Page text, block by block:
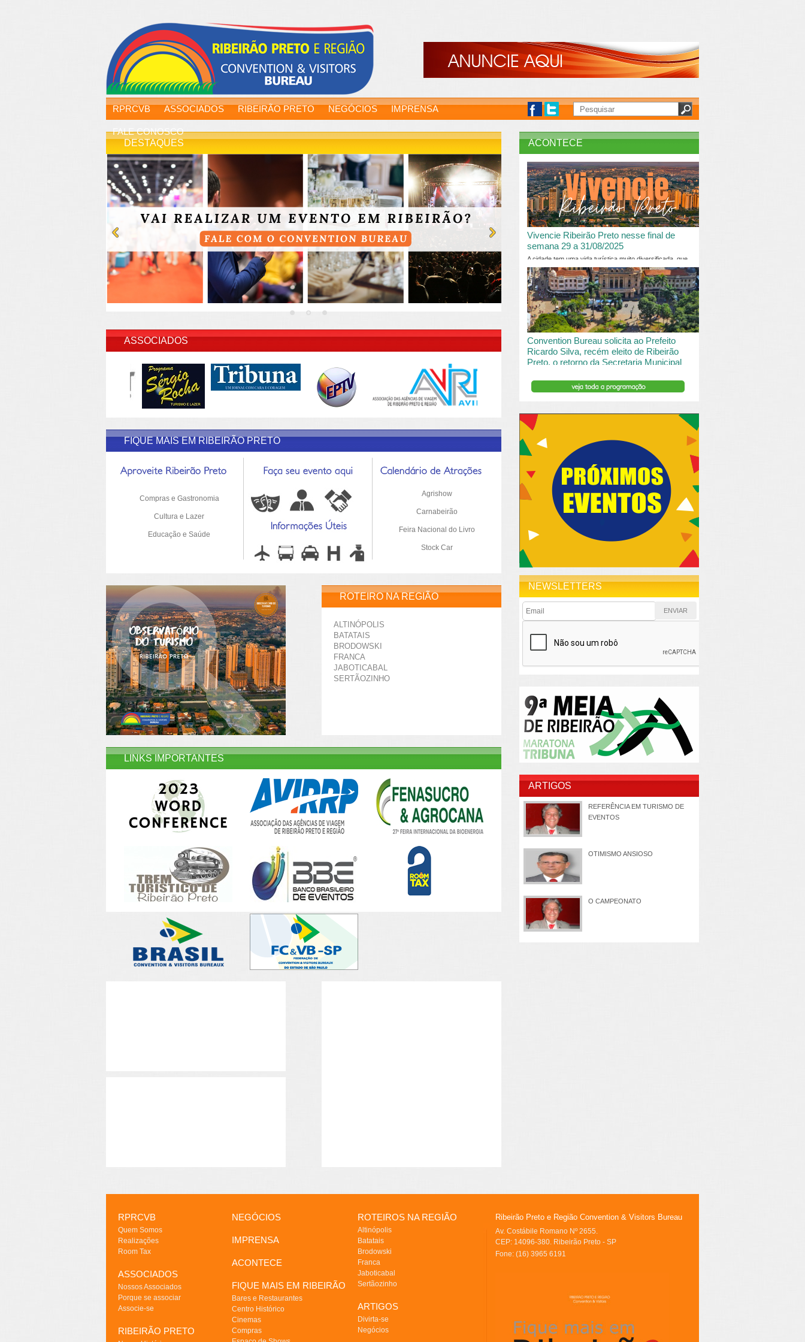
RPRCVB ASSOCIADOS RIBEIRÃO PRETO NEGÓCIOS IMPRENSA
FALE CONOSCO
DESTAQUES
INSERIR DESCRIÇÃO DO POST/PAGINAS
ASSOCIADOS
FIQUE MAIS EM RIBEIRÃO PRETO
Compras e Gastronomia
Cultura e Lazer
Educação e Saúde
Agrishow
Carnabeirão
Feira Nacional do Livro
Stock Car
ROTEIRO NA REGIÃO
ALTINÓPOLIS
BATATAIS
BRODOWSKI
FRANCA
JABOTICABAL
SERTÃOZINHO
LINKS IMPORTANTES
ACONTECE
Vivencie Ribeirão Preto nesse final de
semana 29 a 31/08/2025
A cidade tem uma vida turística muito diversificada, que
vai desde o turismo de saude à contemplação de
passaros....
Convention Bureau solicita ao Prefeito
Ricardo Silva, recém eleito de Ribeirão
Preto, o retorno da Secretaria Municipal
O Ribeirão Preto e Região Convention & Visitors Bureau
NEWSLETTERS
ARTIGOS
REFERÊNCIA EM TURISMO DE
EVENTOS
OTIMISMO ANSIOSO
O CAMPEONATO
RPRCVB
Quem Somos
Realizações
Room Tax
ASSOCIADOS
Nossos Associados
Porque se associar
Associe-se
RIBEIRÃO PRETO
NEGÓCIOS
IMPRENSA
ACONTECE
FIQUE MAIS EM RIBEIRÃO
Bares e Restaurantes
Centro Histórico
Cinemas
Compras
ROTEIROS NA REGIÃO
Altinópolis
Batatais
Brodowski
Franca
Jaboticabal
Sertãozinho
ARTIGOS
Divirta-se
Negócios
Ribeirão Preto e Região Convention & Visitors Bureau
Av. Costábile Romano Nº 2655.
CEP: 14096-380. Ribeirão Preto - SP
Fone: (16) 3965 6191